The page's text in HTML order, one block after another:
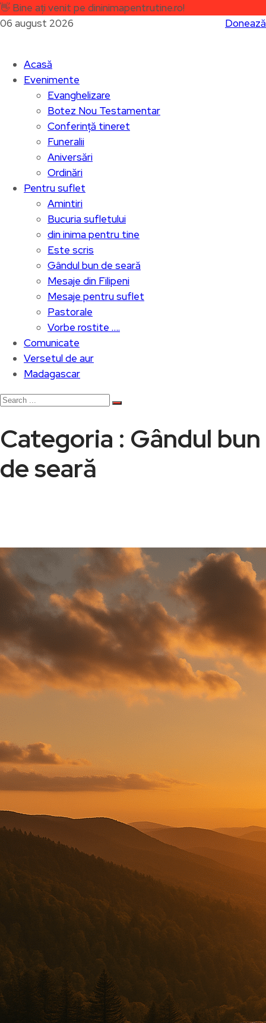
👋 Bine ați venit pe dininimapentrutine.ro!
06 august 2026
Donează
Acasă
Evenimente
Evanghelizare
Botez Nou Testamentar
Conferință tineret
Funeralii
Aniversări
Ordinări
Pentru suflet
Amintiri
Bucuria sufletului
din inima pentru tine
Este scris
Gândul bun de seară
Mesaje din Filipeni
Mesaje pentru suflet
Pastorale
Vorbe rostite ….
Comunicate
Versetul de aur
Madagascar
Categoria : Gândul bun
de seară